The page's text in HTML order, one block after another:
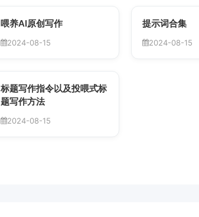
喂养AI原创写作
2024-08-15
提示词合集
2024-08-15
标题写作指令以及投喂式标
题写作方法
2024-08-15